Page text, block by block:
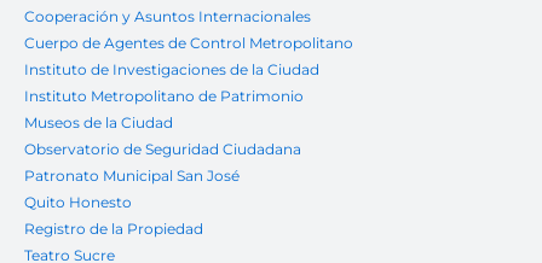
Cooperación y Asuntos Internacionales
Cuerpo de Agentes de Control Metropolitano
Instituto de Investigaciones de la Ciudad
Instituto Metropolitano de Patrimonio
Museos de la Ciudad
Observatorio de Seguridad Ciudadana
Patronato Municipal San José
Quito Honesto
Registro de la Propiedad
Teatro Sucre